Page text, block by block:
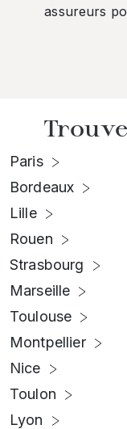
assureurs
Paris
Bordeaux
Lille
Rouen
Strasbourg
Marseille
Toulouse
Montpellier
Nice
Toulon
Lyon